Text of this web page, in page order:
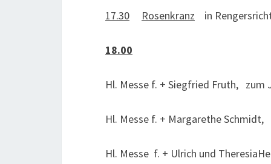
17.30 Rosenkranz in
18.00
Hl. Messe f. + Siegfried Fruth, zum
Hl. Messe f. + Margarethe
Hl. Messe f. + Ulrich und